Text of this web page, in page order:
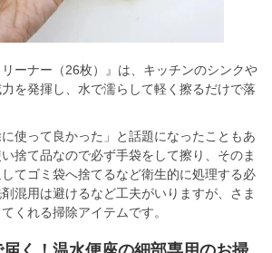
リーナー（26枚）』は、キッチンのシンクや
を発揮し、水で濡らして軽く擦るだけで落
使って良かった」と話題になったこともあ
捨て品なので必ず手袋をして擦り、そのま
てゴミ袋へ捨てるなど衛生的に処理する必
混用は避けるなど工夫がいりますが、さま
くれる掃除アイテムです。